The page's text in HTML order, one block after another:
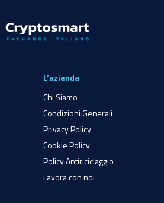
L’azienda
Chi Siamo
Condizioni Generali
Privacy Policy
Cookie Policy
Policy Antiriciclaggio
Lavora con noi